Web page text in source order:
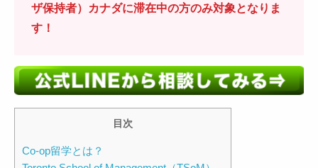
ザ保持者）カナダに滞在中の方のみ対象となりま
す！
目次
Co-op留学とは？